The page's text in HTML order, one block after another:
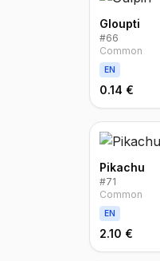
Gloupti
#66
Common
EN
0.14 €
Pikachu
#71
Common
EN
2.10 €